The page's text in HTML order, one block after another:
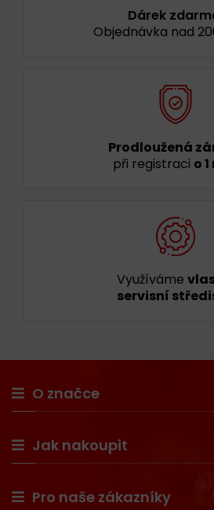
Dárek
Objednávka nad
Prodloužená
při registraci o
Využíváme
servisní
O značce
Jak nakoupit
Pro naše zákazníky